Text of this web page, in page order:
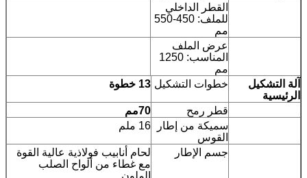
القطر الداخلي
للملف: 450-550
مم
عرض الملف
المناسب: 1250
مم
آلة التشكيل
الرئيسية
خطوات التشكيل 13 خطوة
قطر رمح 70مم
سميكة من إطار
القوس
16 ملم
جسم الإطار
لحام أنابيب فولاذية عالية القوة
مع غطاء من ألواح الصلب
الملون